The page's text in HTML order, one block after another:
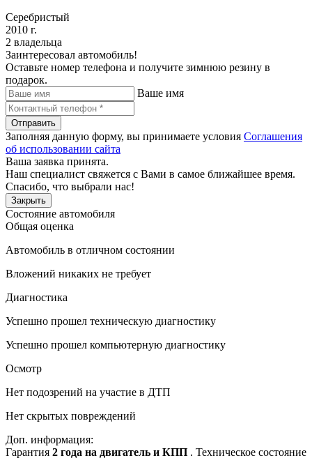
Серебристый
2010 г.
2 владельца
Заинтересовал автомобиль!
Оставьте номер телефона и получите зимнюю резину в
подарок.
Ваше имя
Отправить
Заполняя данную форму, вы принимаете условия Соглашения
об использовании сайта
Ваша заявка принята.
Наш специалист свяжется с Вами в самое ближайшее время.
Спасибо, что выбрали нас!
Закрыть
Состояние автомобиля
Общая оценка
Автомобиль в отличном состоянии
Вложений никаких не требует
Диагностика
Успешно прошел техническую диагностику
Успешно прошел компьютерную диагностику
Осмотр
Нет подозрений на участие в ДТП
Нет скрытых повреждений
Доп. информация:
Гарантия 2 года на двигатель и КПП . Техническое состояние